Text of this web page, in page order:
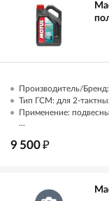
Производитель/
Тип ГСМ: для 2-
Применение:
...
9 500₽